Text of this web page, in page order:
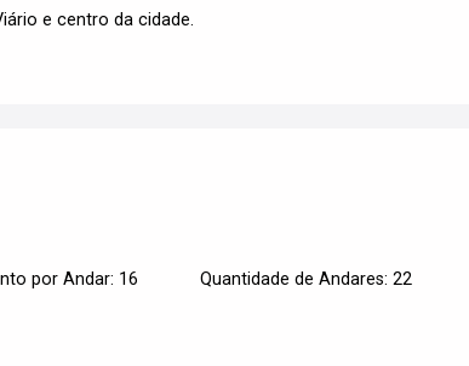
e centro da cidade.
por Andar: 16 Quantidade de Andares: 22